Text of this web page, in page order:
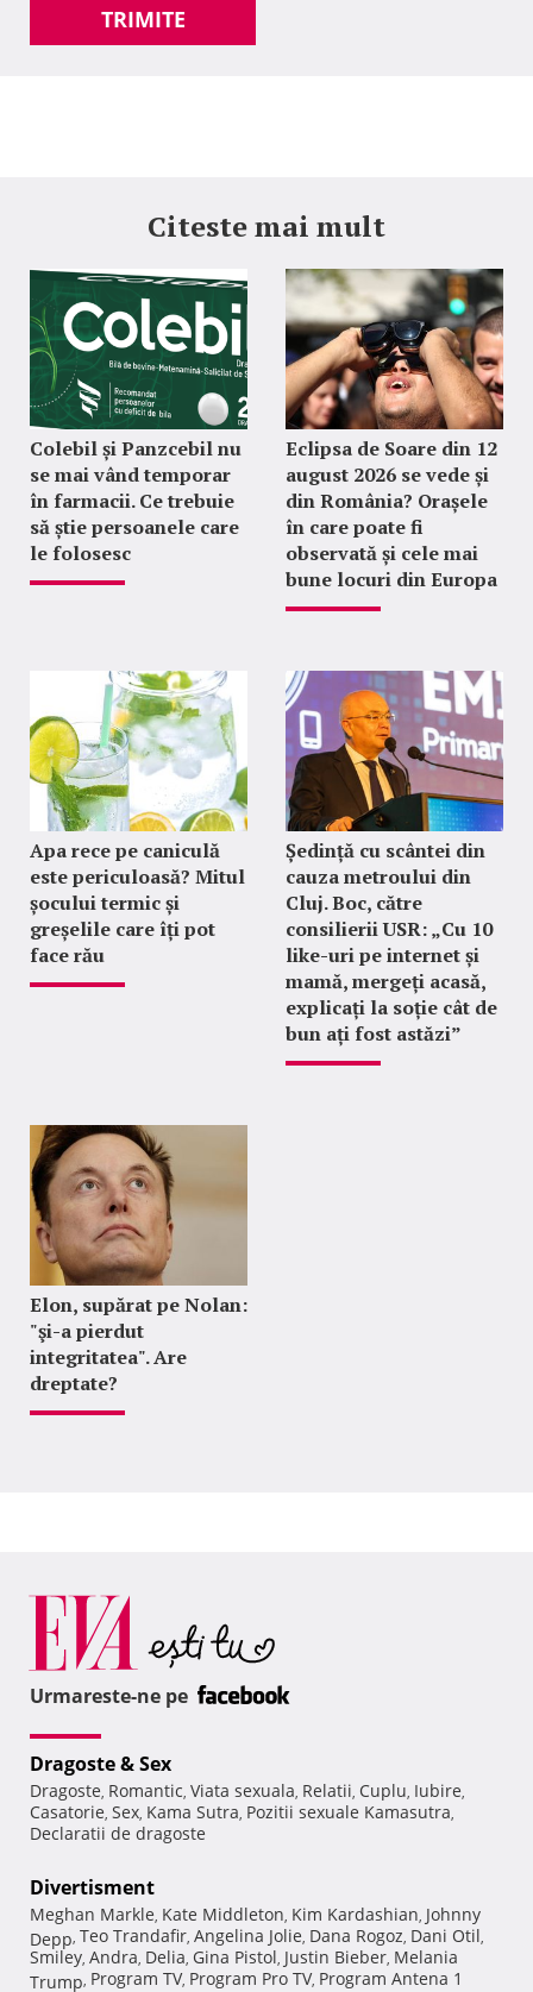
TRIMITE
Citeste mai mult
Colebil și Panzcebil nu
se mai vând temporar
în farmacii. Ce trebuie
să știe persoanele care
le folosesc
Eclipsa de Soare din 12
august 2026 se vede și
din România? Orașele
în care poate fi
observată și cele mai
bune locuri din Europa
Apa rece pe caniculă
este periculoasă? Mitul
șocului termic și
greșelile care îți pot
face rău
Ședință cu scântei din
cauza metroului din
Cluj. Boc, către
consilierii USR: „Cu 10
like-uri pe internet și
mamă, mergeți acasă,
explicați la soție cât de
bun ați fost astăzi”
Elon, supărat pe Nolan:
"şi-a pierdut
integritatea". Are
dreptate?
Urmareste-ne pe
Dragoste & Sex
Dragoste, Romantic, Viata sexuala, Relatii, Cuplu, Iubire,
Casatorie, Sex, Kama Sutra, Pozitii sexuale Kamasutra,
Declaratii de dragoste
Divertisment
Meghan Markle, Kate Middleton, Kim Kardashian, Johnny
Depp, Teo Trandafir, Angelina Jolie, Dana Rogoz, Dani Otil,
Smiley, Andra, Delia, Gina Pistol, Justin Bieber, Melania
Trump, Program TV, Program Pro TV, Program Antena 1